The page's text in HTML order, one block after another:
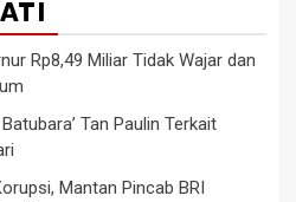
Rp8,49 Miliar Tidak Wajar dan
Tan Paulin Terkait
Mantan Pincab BRI